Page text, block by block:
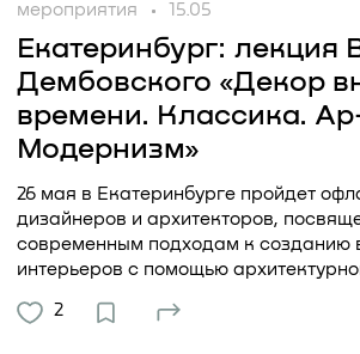
мероприятия 15.05
Екатеринбург: лекция
Дембовского «Декор
времени. Классика.
Модернизм»
26 мая в Екатеринбурге пройдет
дизайнеров и архитекторов,
современным подходам к созданию
интерьеров с помощью
2